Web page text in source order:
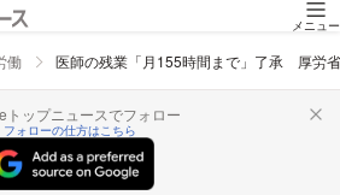
メニュー
働 医師の残業「月155時間まで」了承 厚
トップニュースでフォロー
フォローの仕方はこちら